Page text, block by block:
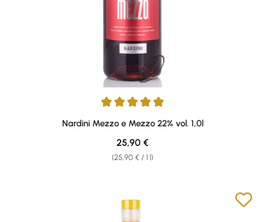
Average rating of 4.97 out of 5 stars
Nardini Mezzo e Mezzo 22% vol. 1,0l
(25,90 € / 1 l)
Regular price:
25,90 €